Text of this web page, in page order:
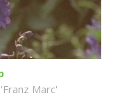
Marc'